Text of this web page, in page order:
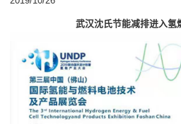
武汉沈氏节能减排进入氢